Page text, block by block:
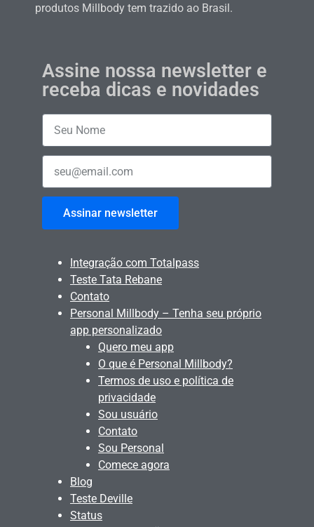
produtos Millbody tem trazido ao Brasil.
Assine nossa newsletter e
receba dicas e novidades
Assinar newsletter
Integração com Totalpass
Teste Tata Rebane
Contato
Personal Millbody – Tenha seu próprio
app personalizado
Quero meu app
O que é Personal Millbody?
Termos de uso e política de
privacidade
Sou usuário
Contato
Sou Personal
Comece agora
Blog
Teste Deville
Status